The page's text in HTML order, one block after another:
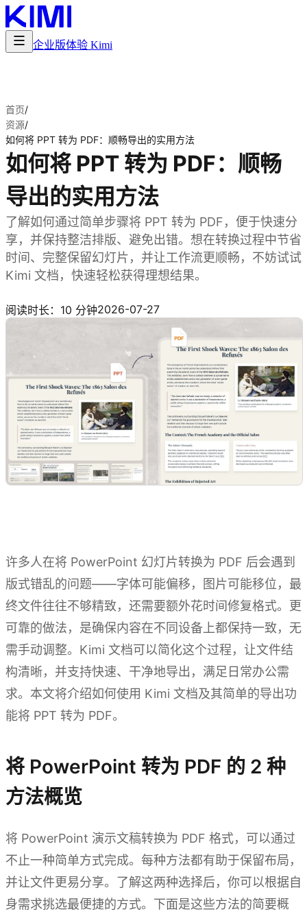
企业版体验 Kimi
首页/
资源/
如何将 PPT 转为 PDF：顺畅导出的实用方法
如何将 PPT 转为 PDF：顺畅
导出的实用方法
了解如何通过简单步骤将 PPT 转为 PDF，便于快速分
享，并保持整洁排版、避免出错。想在转换过程中节省
时间、完整保留幻灯片，并让工作流更顺畅，不妨试试
Kimi 文档，快速轻松获得理想结果。
阅读时长：10 分钟2026-07-27
许多人在将 PowerPoint 幻灯片转换为 PDF 后会遇到
版式错乱的问题——字体可能偏移，图片可能移位，最
终文件往往不够精致，还需要额外花时间修复格式。更
可靠的做法，是确保内容在不同设备上都保持一致，无
需手动调整。Kimi 文档可以简化这个过程，让文件结
构清晰，并支持快速、干净地导出，满足日常办公需
求。本文将介绍如何使用 Kimi 文档及其简单的导出功
能将 PPT 转为 PDF。
将 PowerPoint 转为 PDF 的 2 种
方法概览
将 PowerPoint 演示文稿转换为 PDF 格式，可以通过
不止一种简单方式完成。每种方法都有助于保留布局，
并让文件更易分享。了解这两种选择后，你可以根据自
身需求挑选最便捷的方式。下面是这些方法的简要概